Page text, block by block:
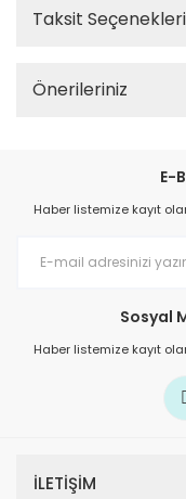
Taksit Seçenekleri
Önerileriniz
E-
Haber listemize kayıt
Sosyal
Haber listemize kayıt
İLETİŞİM